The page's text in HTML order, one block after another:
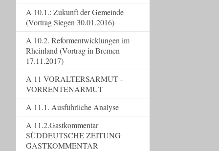
A 10.1.: Zukunft der Gemeinde
(Vortrag Siegen 30.01.2016)
A 10.2. Reformentwicklungen im
Rheinland (Vortrag in Bremen
17.11.2017)
A 11 VORALTERSARMUT -
VORRENTENARMUT
A 11.1. Ausführliche Analyse
A 11.2.Gastkommentar
SÜDDEUTSCHE ZEITUNG
GASTKOMMENTAR